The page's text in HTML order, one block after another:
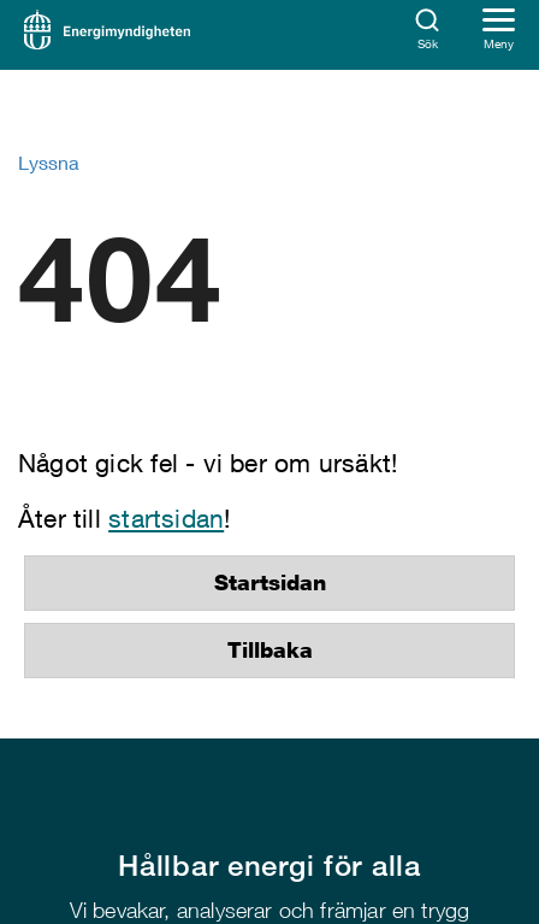
Sök Meny
Lyssna
404
Något gick fel - vi ber om ursäkt!
Åter tillstartsidan!
Startsidan
Tillbaka
Hållbar energi för alla
Vi bevakar, analyserar och främjar en trygg